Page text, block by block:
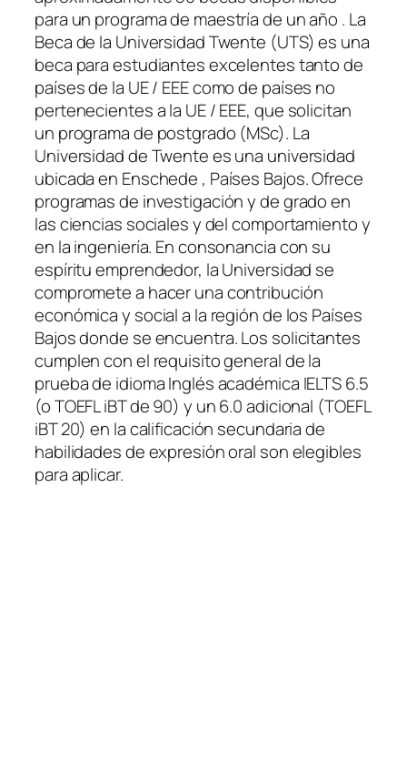
para un programa de maestría de un año . La
Beca de la Universidad Twente (UTS) es una
beca para estudiantes excelentes tanto de
países de la UE / EEE como de países no
pertenecientes a la UE / EEE, que solicitan
un programa de postgrado (MSc). La
Universidad de Twente es una universidad
ubicada en Enschede , Países Bajos. Ofrece
programas de investigación y de grado en
las ciencias sociales y del comportamiento y
en la ingeniería. En consonancia con su
espíritu emprendedor, la Universidad se
compromete a hacer una contribución
económica y social a la región de los Países
Bajos donde se encuentra. Los solicitantes
cumplen con el requisito general de la
prueba de idioma Inglés académica IELTS 6.5
(o TOEFL iBT de 90) y un 6.0 adicional (TOEFL
iBT 20) en la calificación secundaria de
habilidades de expresión oral son elegibles
para aplicar.